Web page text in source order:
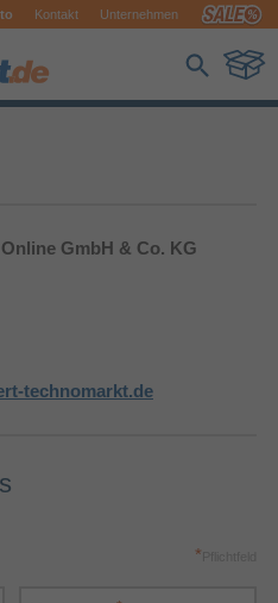
Kontakt Unternehmen
GmbH & Co. KG
technomarkt.de
*